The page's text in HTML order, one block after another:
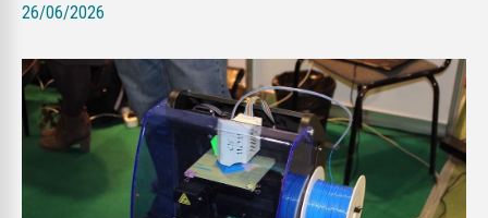
ПЕРЕЙТИ НА
26/06/2026